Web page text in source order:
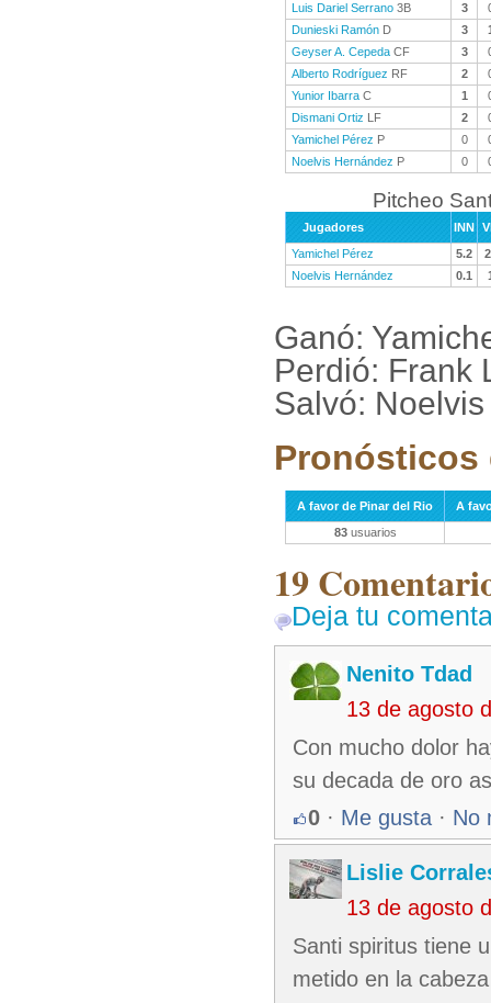
Luis Dariel Serrano 3B 3
Dunieski Ramón D 3
Geyser A. Cepeda CF 3
Alberto Rodríguez RF 2
Yunior Ibarra C 1
Dismani Ortiz LF 2
Yamichel Pérez P 0
Noelvis Hernández P 0
Pitcheo
Jugadores INN
Yamichel Pérez
5.2
Noelvis Hernández
0.1
Ganó:
Perdió: Frank
Salvó:
Pronósticos
A favor de Pinar del Rio
A
83usuarios
19
Deja tu
Nenito Tdad
13 de agosto
Con mucho dolor
su decada de oro
0 · Me gusta · No
Lislie
13 de agosto
Santi spiritus tiene
metido en la